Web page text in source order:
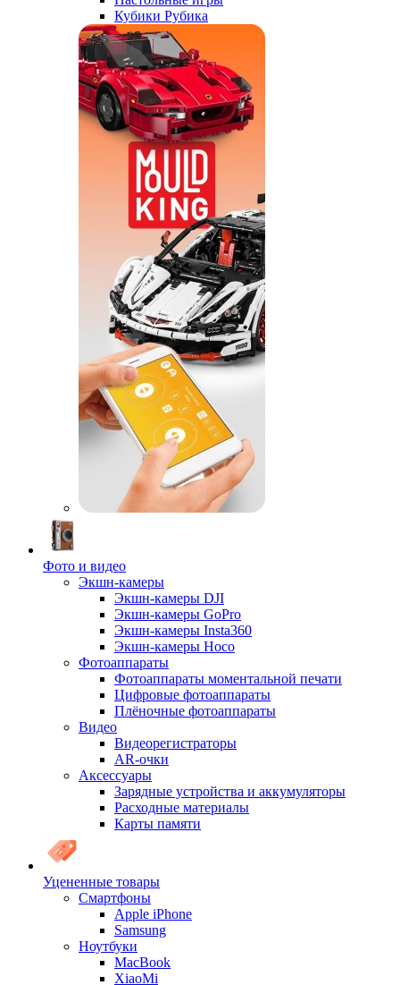
Кубики Рубика
Фото и видео
Экшн-камеры
Экшн-камеры DJI
Экшн-камеры GoPro
Экшн-камеры Insta360
Экшн-камеры Hoco
Фотоаппараты
Фотоаппараты моментальной печати
Цифровые фотоаппараты
Плёночные фотоаппараты
Видео
Видеорегистраторы
AR-очки
Аксессуары
Зарядные устройства и аккумуляторы
Расходные материалы
Карты памяти
Уцененные товары
Cмартфоны
Apple iPhone
Samsung
Ноутбуки
MacBook
XiaoMi